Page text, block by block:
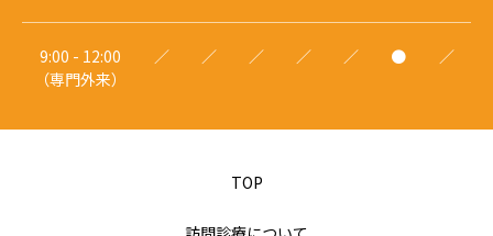
9:00 - 12:00
（専門外来）
／ ／ ／ ／ ／ ● ／
TOP